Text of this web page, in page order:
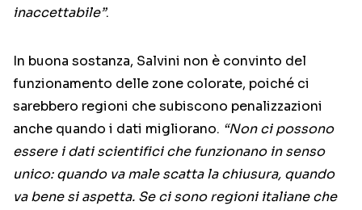
inaccettabile”.
In buona sostanza, Salvini non è convinto del
funzionamento delle zone colorate, poiché ci
sarebbero regioni che subiscono penalizzazioni
anche quando i dati migliorano. “Non ci possono
essere i dati scientifici che funzionano in senso
unico: quando va male scatta la chiusura, quando
va bene si aspetta. Se ci sono regioni italiane che